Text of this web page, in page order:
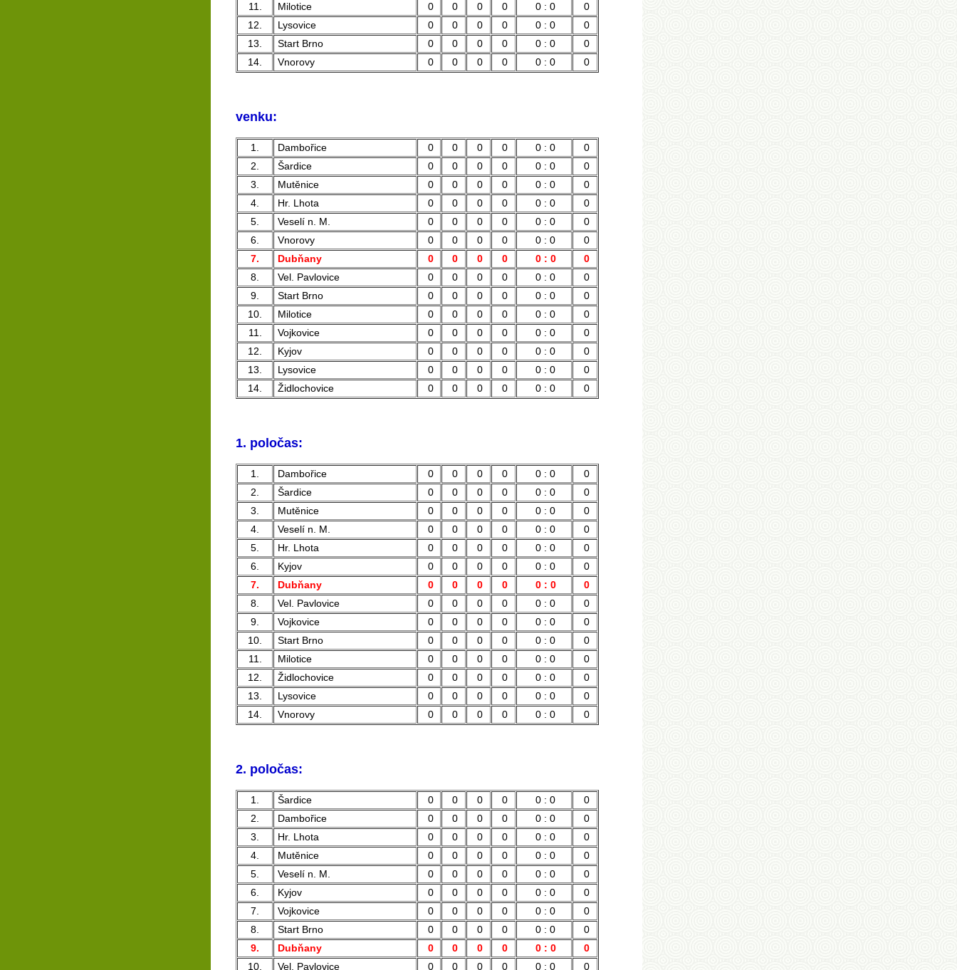
11.
Milotice 0 0 0 0 0 : 0
0
12.
Lysovice 0 0 0 0 0 : 0
0
13.
Start Brno 0 0 0 0 0 : 0
0
14.
Vnorovy 0 0 0 0 0 : 0 0
venku:
1. Dambořice 0 0 0 0 0 : 0
0
2.
Šardice 0 0 0 0 0 : 0
0
3.
Mutěnice 0 0 0 0 0 : 0
0
4.
Hr. Lhota 0 0 0 0 0 : 0
0
5.
Veselí n. M. 0 0 0 0 0 : 0
0
6.
Vnorovy 0 0 0 0 0 : 0
0
7.
Dubňany 0 0 0 0 0 : 0
0
8.
Vel. Pavlovice 0 0 0 0 0 : 0
0
9.
Start Brno 0 0 0 0 0 : 0
0
10.
Milotice 0 0 0 0 0 : 0
0
11.
Vojkovice 0 0 0 0 0 : 0
0
12.
Kyjov 0 0 0 0 0 : 0
0
13.
Lysovice 0 0 0 0 0 : 0
0
14.
Židlochovice 0 0 0 0 0 : 0 0
1. poločas:
1. Dambořice 0 0 0 0 0 : 0
0
2.
Šardice 0 0 0 0 0 : 0
0
3.
Mutěnice 0 0 0 0 0 : 0
0
4.
Veselí n. M. 0 0 0 0 0 : 0
0
5.
Hr. Lhota 0 0 0 0 0 : 0
0
6.
Kyjov 0 0 0 0 0 : 0
0
7.
Dubňany 0 0 0 0 0 : 0
0
8.
Vel. Pavlovice 0 0 0 0 0 : 0
0
9.
Vojkovice 0 0 0 0 0 : 0
0
10.
Start Brno 0 0 0 0 0 : 0
0
11.
Milotice 0 0 0 0 0 : 0
0
12.
Židlochovice 0 0 0 0 0 : 0
0
13.
Lysovice 0 0 0 0 0 : 0
0
14.
Vnorovy 0 0 0 0 0 : 0 0
2. poločas:
1. Šardice 0 0 0 0 0 : 0
0
2.
Dambořice 0 0 0 0 0 : 0
0
3.
Hr. Lhota 0 0 0 0 0 : 0
0
4.
Mutěnice 0 0 0 0 0 : 0
0
5.
Veselí n. M. 0 0 0 0 0 : 0
0
6.
Kyjov 0 0 0 0 0 : 0
0
7.
Vojkovice 0 0 0 0 0 : 0
0
8.
Start Brno 0 0 0 0 0 : 0
0
9.
Dubňany 0 0 0 0 0 : 0
0
10.
Vel. Pavlovice 0 0 0 0 0 : 0 0